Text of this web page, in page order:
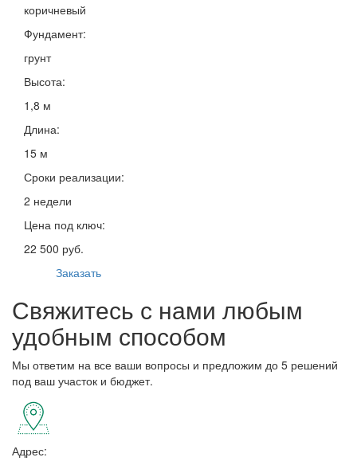
коричневый
Фундамент:
грунт
Высота:
1,8 м
Длина:
15 м
Сроки реализации:
2 недели
Цена под ключ:
22 500 руб.
Заказать
Свяжитесь с нами любым
удобным способом
Мы ответим на все ваши вопросы и предложим до 5 решений
под ваш участок и бюджет.
Адрес: